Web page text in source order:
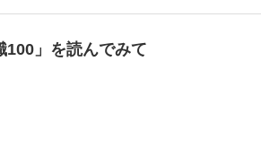
100」を読んでみて